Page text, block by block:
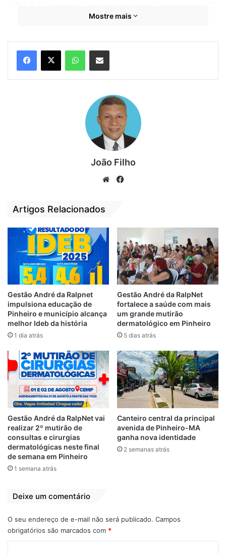
Cohatrac I, II, III, IV, Primavera-Cohatrac –
Centro – 41; Vila Embratel – 41; Cohama –
39; Bequimão – 38; Ponta D’Areia – 38;
Monte Castelo – 36; Coroadinho – 35;
Habitacional Vinhais – 30; João Paulo – 30;
São Francisco – 28; Angelim – 27; Jardim
São Cristóvão/Conjunto Juçara/Conjunto
Penalva – 25; Maracanã – 24; Olho D’água –
24; Cohafuma – 21; Alemanha – 20;
Conjunto Dom Sebastião/Vila dos
Nobres/PQ. Dos Nobres/Parque Timbira –
19; Jardim América – 17; e Conjunto São
Raimundo – 17.VEJA A LISTA COMPLETA
ABAIXO.
Mostre mais
João Filho
We
Artigos Relacionados
Gestão André da Ralpnet
impulsiona educação de
Pinheiro e município alcança
melhor Ideb da história
1 dia atrás
Gestão André da RalpNet
fortalece a saúde com mais
um grande mutirão
dermatológico em Pinheiro
5 dias atrás
Gestão André da RalpNet vai
realizar 2º mutirão de
consultas e cirurgias
dermatológicas neste final
de semana em Pinheiro
1 semana atrás
Canteiro central da principal
avenida de Pinheiro-MA
ganha nova identidade
2 semanas atrás
Deixe um comentário
O seu endereço de e-mail não será publicado. Campos
obrigatórios são marcados com *